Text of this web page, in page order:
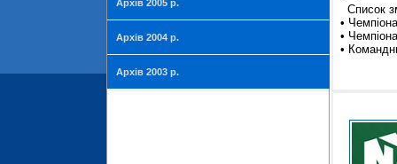
Архів 2005 р.
Архів 2004 р.
Архів 2003 р.
Список
•
•
•